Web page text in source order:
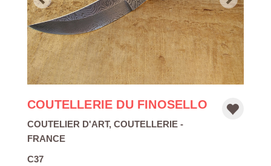
COUTELLERIE DU FINOSELLO
COUTELIER D'ART, COUTELLERIE -
FRANCE
C37